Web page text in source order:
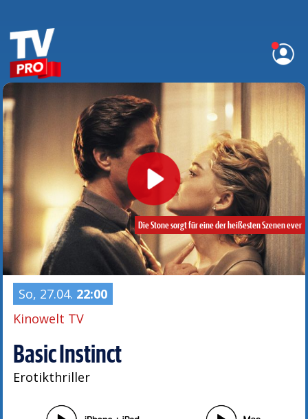
Die Stone sorgt für eine der heißesten Szenen ever
So, 27.04. 22:00
Kinowelt TV
Basic Instinct
Erotikthriller